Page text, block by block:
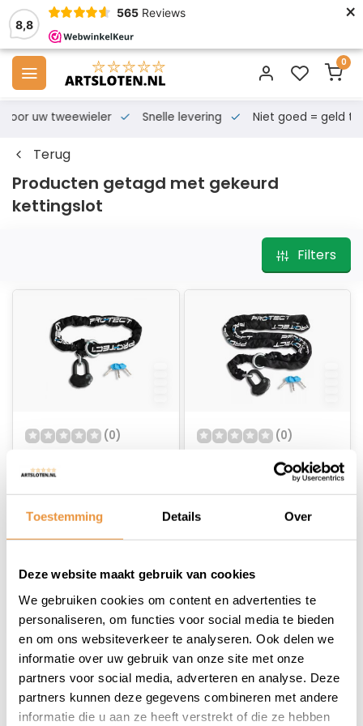
Toestemming Details Over
Deze website maakt gebruik van cookies
We gebruiken cookies om content en advertenties te
personaliseren, om functies voor social media te bieden
en om ons websiteverkeer te analyseren. Ook delen we
informatie over uw gebruik van onze site met onze
partners voor social media, adverteren en analyse. Deze
partners kunnen deze gegevens combineren met andere
informatie die u aan ze heeft verstrekt of die ze hebben
8,8
565 Reviews ×
0
voor uw tweewieler Snelle levering Niet goed = geld
Terug
Producten getagd met gekeurd
kettingslot
Filters
(0)
120cm Loopoog
MBT4109
68,95
(0)
300cm Loopoog
MBT4109
1